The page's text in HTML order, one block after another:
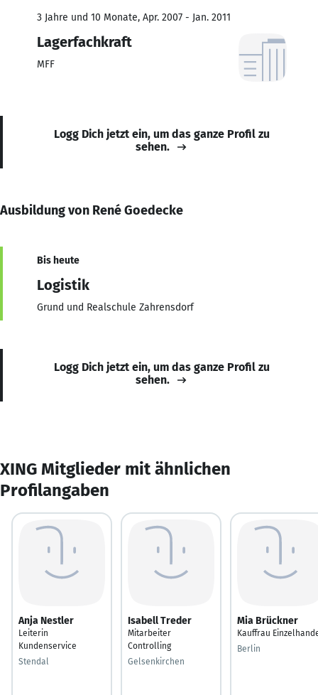
3 Jahre und 10 Monate, Apr. 2007 - Jan. 2011
Lagerfachkraft
MFF
Logg Dich jetzt ein, um das ganze Profil zu
sehen.
Ausbildung von René Goedecke
Bis heute
Logistik
Grund und Realschule Zahrensdorf
Logg Dich jetzt ein, um das ganze Profil zu
sehen.
XING Mitglieder mit ähnlichen
Profilangaben
Anja Nestler
Leiterin
Kundenservice
Stendal
Isabell Treder
Mitarbeiter
Controlling
Gelsenkirchen
Mia Brückner
Kauffrau
Berlin